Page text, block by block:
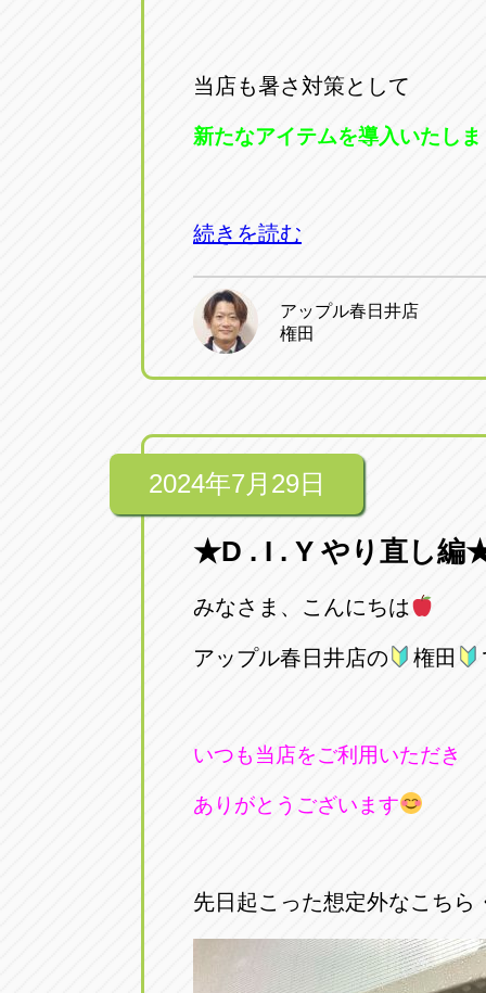
当店も暑さ対策として
新たなアイテムを導入いたし
続きを読む
アップル春日井店
権田
2024年7月29日
★D . I . Y やり直し編
みなさま、こんにちは
アップル春日井店の 権田
いつも当店をご利用いただき
ありがとうございます
先日起こった想定外なこちら